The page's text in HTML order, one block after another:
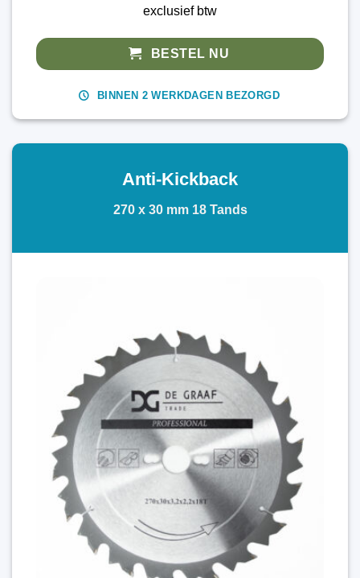
exclusief btw
BESTEL NU
BINNEN 2 WERKDAGEN BEZORGD
Anti-Kickback
270 x 30 mm 18 Tands